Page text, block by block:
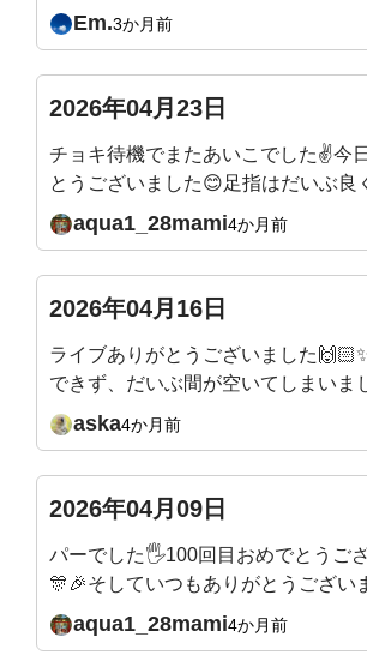
す。Em.3か月前
2026年04月23日
チョキ待機でまたあいこでした✌️今
とうございました😊足指はだいぶ良
たが、人差し指がうまく動かず親指
がちです。地道に直していこうと思
週そして5月もとても楽しみです✨ま
お願いいたします🙇
aqua1_28mami4か月前
2026年04月16日
ライブありがとうございました
できず、だいぶ間が空いてしまいま
付け根から曲げるエクササイズは、
ていたので！付け根から土踏まずま
✨キツいエクササイズの時は、吉田
手を入れてくれるので🤣楽しみなが
て、本当にありがたいです！先生の
パワフルなエネルギーが大好きです
aska4か月前
2026年04月09日
パーでした🖐️100回目おめでとうご
🎊🎉そしていつもありがとうござい
れからもよろしくお願いいたします🙇
aqua1_28mami4か月前